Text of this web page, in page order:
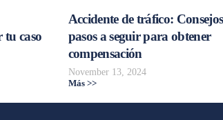
tu caso
Accidente de tráfico:
pasos a seguir para obtener
compensación
November 13, 2024
Más >>